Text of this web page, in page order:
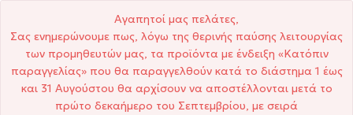
Αγαπητοί μας πελάτες,
Σας ενημερώνουμε πως, λόγω της θερινής παύσης λειτουργίας
των προμηθευτών μας, τα προϊόντα με ένδειξη «Κατόπιν
παραγγελίας» που θα παραγγελθούν κατά το διάστημα 1 έως
και 31 Αυγούστου θα αρχίσουν να αποστέλλονται μετά το
πρώτο δεκαήμερο του Σεπτεμβρίου, με σειρά